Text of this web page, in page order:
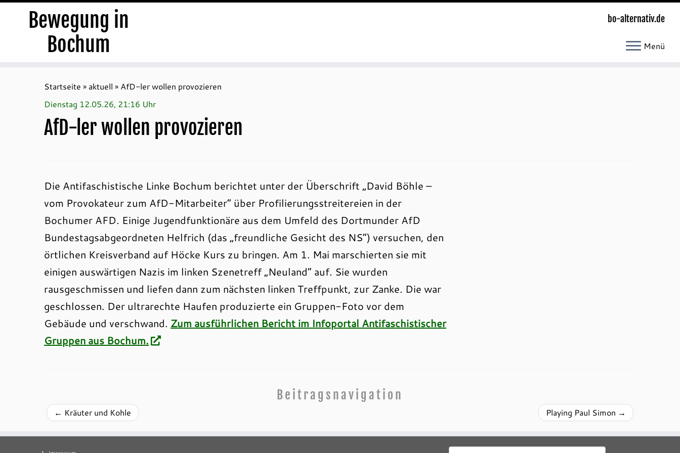
Bewegung in
Bochum
bo-alternativ.de
Menü
Startseite » aktuell » AfD-ler wollen provozieren
Dienstag 12.05.26, 21:16 Uhr
AfD-ler wollen provozieren
Die Antifaschistische Linke Bochum berichtet unter der Überschrift „David Böhle –
vom Provokateur zum AfD-Mitarbeiter“ über Profilierungsstreitereien in der
Bochumer AFD. Einige Jugendfunktionäre aus dem Umfeld des Dortmunder AfD
Bundestagsabgeordneten Helfrich (das „freundliche Gesicht des NS“) versuchen, den
örtlichen Kreisverband auf Höcke Kurs zu bringen. Am 1. Mai marschierten sie mit
einigen auswärtigen Nazis im linken Szenetreff „Neuland“ auf. Sie wurden
rausgeschmissen und liefen dann zum nächsten linken Treffpunkt, zur Zanke. Die war
geschlossen. Der ultrarechte Haufen produzierte ein Gruppen-Foto vor dem
Gebäude und verschwand. Zum ausführlichen Bericht im Infoportal Antifaschistischer
Gruppen aus Bochum.
Beitragsnavigation
← Kräuter und Kohle Playing Paul Simon →